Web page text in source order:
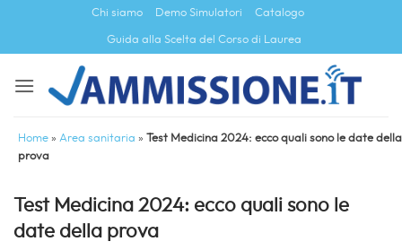
contenuti
Chi siamo Demo Simulatori Catalogo
Guida alla Scelta del Corso di Laurea
Home » Area sanitaria » Test Medicina 2024: ecco quali sono le date della
prova
Test Medicina 2024: ecco quali sono le
date della prova